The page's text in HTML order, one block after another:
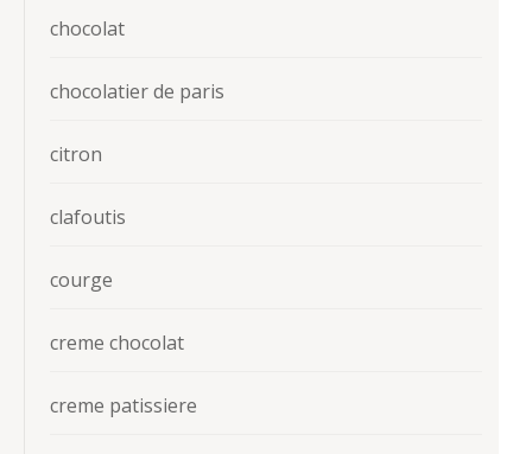
chocolat
chocolatier de paris
citron
clafoutis
courge
creme chocolat
creme patissiere